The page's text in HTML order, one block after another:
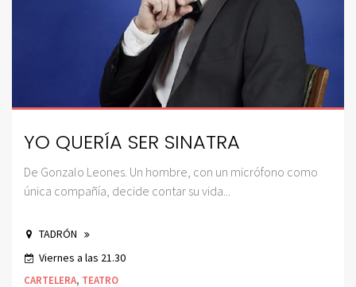
YO QUERÍA SER SINATRA
De Gonzalo Leones. Un hombre, con un micrófono como
única compañía, decide contar su vida...
TADRÓN
Viernes a las 21.30
CARTELERA, TEATRO